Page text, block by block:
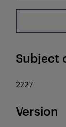
Subject
2227
Version